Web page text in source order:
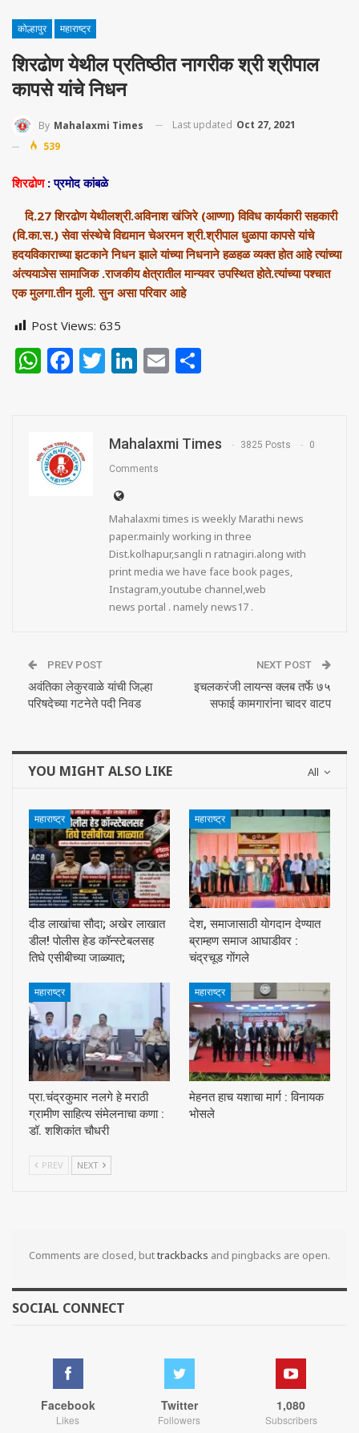
कोल्हापुर महाराष्ट्र
शिरढोण येथील प्रतिष्ठीत नागरीक श्री श्रीपाल
कापसे यांचे निधन
By Mahalaxmi Times Last updated Oct 27, 2021
539
शिरढोण: प्रमोद कांबळे
दि.27 शिरढोण येथीलश्री.अविनाश खंजिरे (आण्णा) विविध कार्यकारी सहकारी
(वि.का.स.) सेवा संस्थेचे विद्यमान चेअरमन श्री.श्रीपाल धुळापा कापसे यांचे
हदयविकाराच्या झटकाने निधन झाले यांच्या निधनाने हळहळ व्यक्त होत आहे त्यांच्या
अंत्ययाञेस सामाजिक .राजकीय क्षेत्रातील मान्यवर उपस्थित होते.त्यांच्या पश्चात
एक मुलगा.तीन मुली. सुन असा परिवार आहे
Post Views: 635
WhatsApp
Facebook
Twitter
LinkedIn
Email
Mahalaxmi Times 3825 Posts 0
Comments
Mahalaxmi times is weekly Marathi news
paper.mainly working in three
Dist.kolhapur,sangli n ratnagiri.along with
print media we have face book pages,
Instagram,youtube channel,web
news portal . namely news17 .
PREV POST
अवंतिका लेकुरवाळे यांची जिल्हा
परिषदेच्या गटनेते पदी निवड
NEXT POST
इचलकरंजी लायन्स क्लब तर्फे ७५
सफाई कामगारांना चादर वाटप
All
YOU MIGHT ALSO LIKE
महाराष्ट्र
दीड लाखांचा सौदा; अखेर लाखात
डील! पोलीस हेड कॉन्स्टेबलसह
तिघे एसीबीच्या जाळ्यात;
महाराष्ट्र
देश, समाजासाठी याेगदान देण्यात
ब्राम्हण समाज आघाडीवर :
चंद्रचूड गाेंगले
महाराष्ट्र
प्रा.चंद्रकुमार नलगे हे मराठी
ग्रामीण साहित्य संमेलनाचा कणा :
डॉ. शशिकांत चौधरी
महाराष्ट्र
मेहनत हाच यशाचा मार्ग : विनायक
भोसले
PREV NEXT
Comments are closed, buttrackbacks and pingbacks are open.
SOCIAL CONNECT
Facebook
Likes
Twitter
Followers
1,080
Subscribers